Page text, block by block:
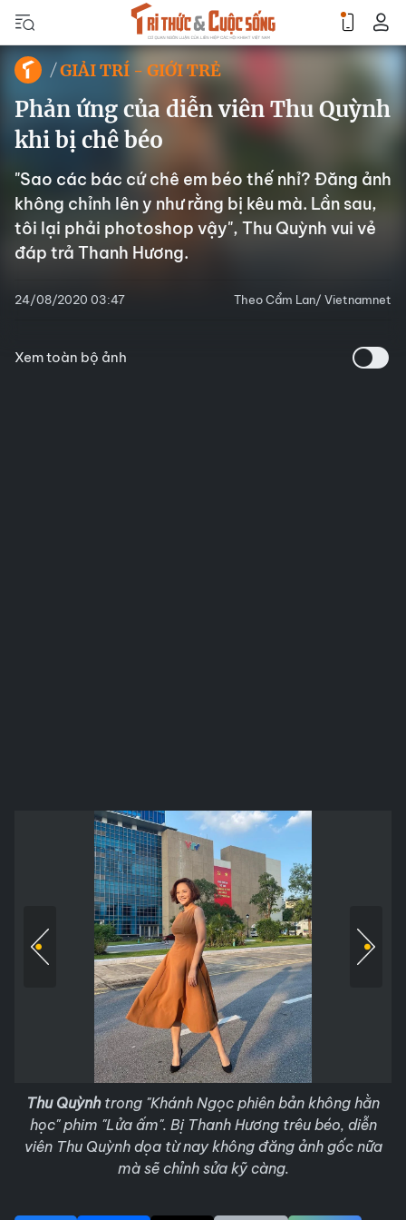
GIẢI TRÍ - GIỚI TRẺ
Phản ứng của diễn viên Thu Quỳnh
khi bị chê béo
"Sao các bác cứ chê em béo thế nhỉ? Đăng ảnh
không chỉnh lên y như rằng bị kêu mà. Lần sau,
tôi lại phải photoshop vậy", Thu Quỳnh vui vẻ
đáp trả Thanh Hương.
24/08/2020 03:47 Theo Cẩm Lan/ Vietnamnet
Xem toàn bộ ảnh
Thu Quỳnhtrong "Khánh Ngọc phiên bản không hằn
học" phim "Lửa ấm". Bị Thanh Hương trêu béo, diễn
viên Thu Quỳnh dọa từ nay không đăng ảnh gốc nữa
mà sẽ chỉnh sửa kỹ càng.